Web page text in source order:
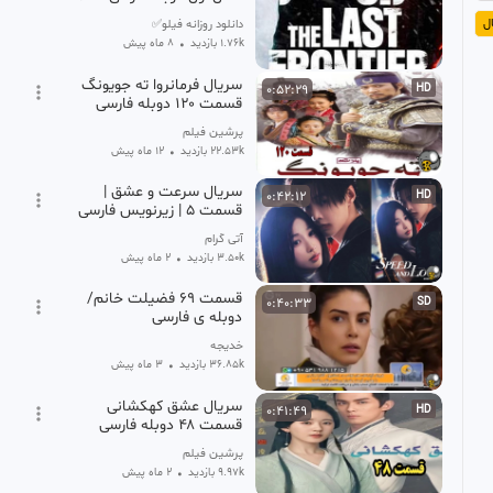
06
دانلود روزانه فیلو✅
1.76k بازدید • 8 ماه پیش
HD
0:52:29
سریال فرمانروا ته جویونگ
قسمت ۱۲۰ دوبله فارسی
پرشین فیلم
22.53k بازدید • 12 ماه پیش
HD
0:42:12
سریال سرعت و عشق |
قسمت ۵ | زیرنویس فارسی
آتی گرام
3.50k بازدید • 2 ماه پیش
SD
0:40:33
قسمت ۶۹ فضیلت خانم/
دوبله ی فارسی
خدیجه
36.85k بازدید • 3 ماه پیش
HD
0:41:49
سریال عشق کهکشانی
قسمت ۴۸ دوبله فارسی
پرشین فیلم
9.97k بازدید • 2 ماه پیش